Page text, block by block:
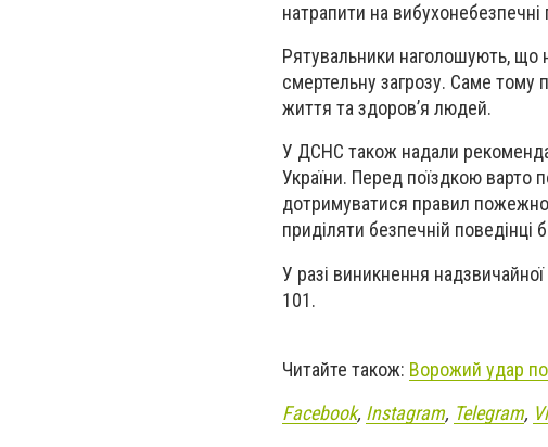
натрапити на
Рятувальники наголошують, що
смертельну загрозу. Саме
життя та здоров’я людей.
У ДСНС також надали
України. Перед поїздкою варто
дотримуватися правил
приділяти безпечній поведінці
У разі виникнення
101.
Читайте також: Ворожий удар
Facebook, Instagram, Telegram,